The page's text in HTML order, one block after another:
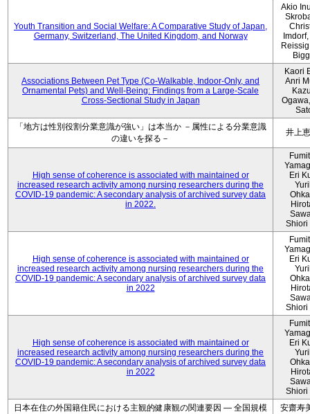
Youth Transition and Social Welfare: A Comparative Study of Japan,
Germany, Switzerland, The United Kingdom, and Norway
Akio
Associations Between Pet Type (Co-Walkable, Indoor-Only, and
Ornamental Pets) and Well-Being: Findings from a Large-Scale
Cross-Sectional Study in Japan
Kaori
Anri
「地方は性別役割分業意識が強い」は本当か －属性による分業意識
の違いを探る－
井上
High sense of coherence is associated with maintained or
increased research activity among nursing researchers during the
COVID-19 pandemic: A secondary analysis of archived survey data
in 2022.
Eri
Shiori
High sense of coherence is associated with maintained or
increased research activity among nursing researchers during the
COVID-19 pandemic: A secondary analysis of archived survey data
in 2022
Eri
Shiori
High sense of coherence is associated with maintained or
increased research activity among nursing researchers during the
COVID-19 pandemic: A secondary analysis of archived survey data
in 2022
Eri
Shiori
日本在住の外国籍住民における主観的健康観の関連要因 ― 全国規模
安齋寿